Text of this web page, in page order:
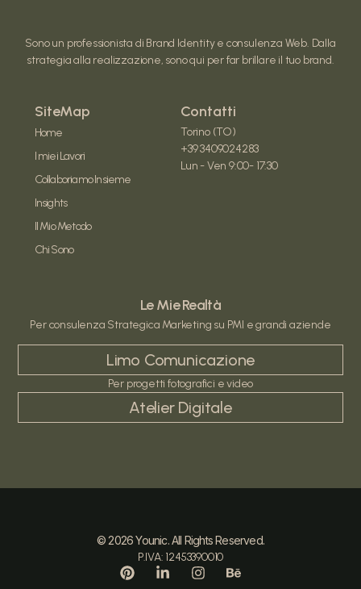
Sono un professionista di Brand Identity e consulenza Web. Dalla
strategia alla realizzazione, sono qui per far brillare il tuo brand.
SiteMap
Home
I miei Lavori
Collaboriamo Insieme
Insights
Il Mio Metodo
Chi Sono
Contatti
Torino (TO)
+39 3409024283
Lun - Ven 9:00- 17:30
Le Mie Realtà
Per consulenza Strategica Marketing su PMI e grandi aziende
Limo Comunicazione
Per progetti fotografici e video
Atelier Digitale
© 2026 Younic. All Rights Reserved.
P.IVA: 12453390010